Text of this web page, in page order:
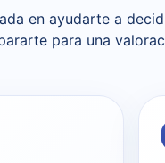
en ayudarte a
para una